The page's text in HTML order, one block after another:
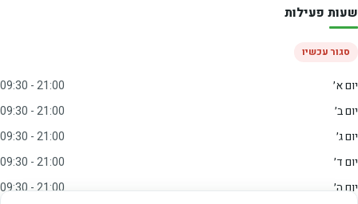
שעות פעילות
סגור עכשיו
יום א׳
09:30 - 21:00
יום ב׳
09:30 - 21:00
יום ג׳
09:30 - 21:00
יום ד׳
09:30 - 21:00
יום ה׳
09:30 - 21:00